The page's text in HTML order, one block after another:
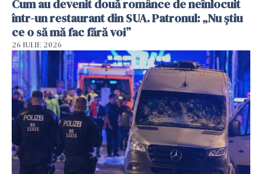
Cum au devenit două românce de neînlocuit
într-un restaurant din SUA. Patronul: „Nu știu
ce o să mă fac fără voi”
26 IULIE 2026